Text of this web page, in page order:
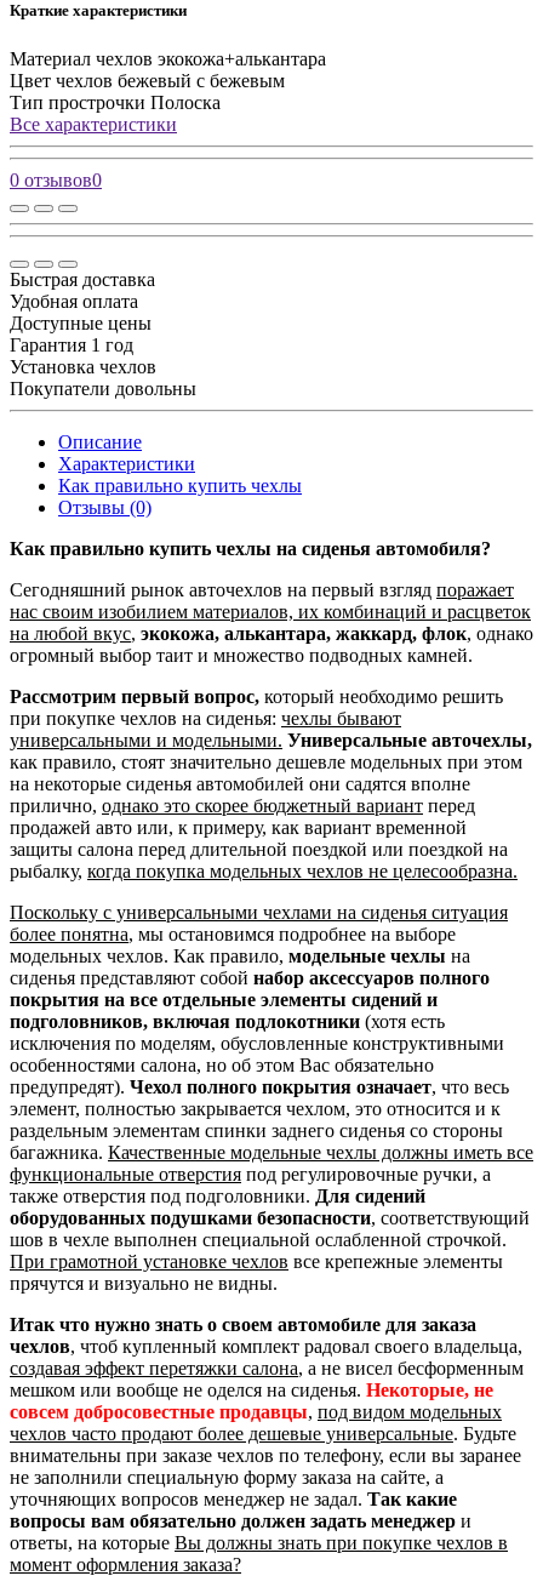
Краткие характеристики
Материал чехлов экокожа+алькантара
Цвет чехлов бежевый с бежевым
Тип прострочки Полоска
Все характеристики
0 отзывов0
Быстрая доставка
Удобная оплата
Доступные цены
Гарантия 1 год
Установка чехлов
Покупатели довольны
Описание
Характеристики
Как правильно купить чехлы
Отзывы (0)
Как правильно купить чехлы на сиденья автомобиля?
Сегодняшний рынок авточехлов на первый взгляд поражает
нас своим изобилием материалов, их комбинаций и расцветок
на любой вкус, экокожа, алькантара, жаккард, флок, однако
огромный выбор таит и множество подводных камней.
Рассмотрим первый вопрос, который необходимо решить
при покупке чехлов на сиденья: чехлы бывают
универсальными и модельными. Универсальные авточехлы,
как правило, стоят значительно дешевле модельных при этом
на некоторые сиденья автомобилей они садятся вполне
прилично, однако это скорее бюджетный вариант перед
продажей авто или, к примеру, как вариант временной
защиты салона перед длительной поездкой или поездкой на
рыбалку, когда покупка модельных чехлов не целесообразна.
Поскольку с универсальными чехлами на сиденья ситуация
более понятна, мы остановимся подробнее на выборе
модельных чехлов. Как правило, модельные чехлы на
сиденья представляют собой набор аксессуаров полного
покрытия на все отдельные элементы сидений и
подголовников, включая подлокотники (хотя есть
исключения по моделям, обусловленные конструктивными
особенностями салона, но об этом Вас обязательно
предупредят). Чехол полного покрытия означает, что весь
элемент, полностью закрывается чехлом, это относится и к
раздельным элементам спинки заднего сиденья со стороны
багажника. Качественные модельные чехлы должны иметь все
функциональные отверстия под регулировочные ручки, а
также отверстия под подголовники. Для сидений
оборудованных подушками безопасности, соответствующий
шов в чехле выполнен специальной ослабленной строчкой.
При грамотной установке чехлов все крепежные элементы
прячутся и визуально не видны.
Итак что нужно знать о своем автомобиле для заказа
чехлов, чтоб купленный комплект радовал своего владельца,
создавая эффект перетяжки салона, а не висел бесформенным
мешком или вообще не оделся на сиденья. Некоторые, не
совсем добросовестные продавцы, под видом модельных
чехлов часто продают более дешевые универсальные. Будьте
внимательны при заказе чехлов по телефону, если вы заранее
не заполнили специальную форму заказа на сайте, а
уточняющих вопросов менеджер не задал. Так какие
вопросы вам обязательно должен задать менеджер и
ответы, на которые Вы должны знать при покупке чехлов в
момент оформления заказа?